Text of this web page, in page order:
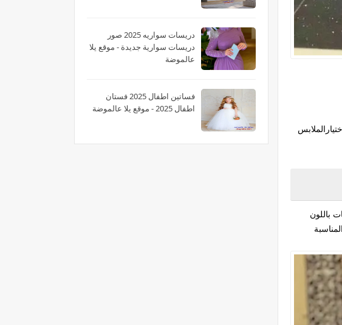
حتى تتمكني من اختيارالملابس
باللون
دريسات سواريه 2025 صور
دريسات سوارية جديدة - موقع يلا
عالموضة
فساتين اطفال 2025 فستان
اطفال 2025 - موقع يلا عالموضة